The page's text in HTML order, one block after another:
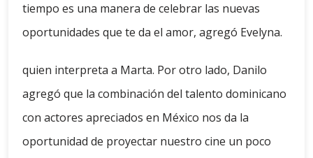
tiempo es una manera de celebrar las nuevas
oportunidades que te da el amor, agregó Evelyna.
quien interpreta a Marta. Por otro lado, Danilo
agregó que la combinación del talento dominicano
con actores apreciados en México nos da la
oportunidad de proyectar nuestro cine un poco